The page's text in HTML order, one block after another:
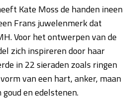
Kate Moss de handen ineen
Frans juwelenmerk dat
Voor het ontwerpen van de
zich inspireren door haar
in 22 sieraden zoals ringen
van een hart, anker, maan
en edelstenen.